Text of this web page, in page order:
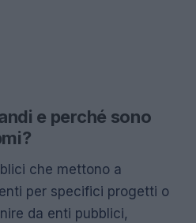
e perché sono
che mettono a
per specifici progetti o
da enti pubblici,